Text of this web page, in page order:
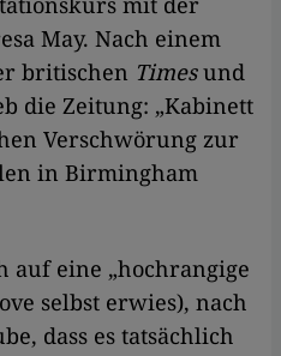
May. Nach einem
britischen Timesund
die Zeitung: „Kabinett
Verschwörung zur
in Birmingham
auf eine „hochrangige
selbst erwies), nach
dass es tatsächlich